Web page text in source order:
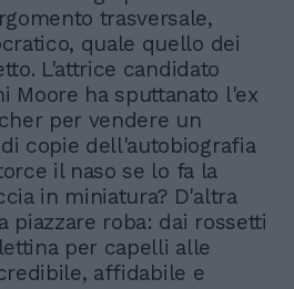
trasversale,
quale quello dei
L'attrice candidato
Moore ha sputtanato l'ex
per vendere un
copie dell'autobiografia
il naso se lo fa la
in miniatura? D'altra
piazzare roba: dai rossetti
per capelli alle
affidabile e